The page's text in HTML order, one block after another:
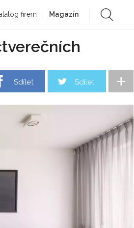
firem Magazín
Sdílet Sdílet +